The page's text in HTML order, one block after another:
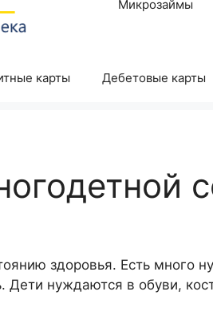
Микрозаймы
карты Дебетовые карты
здоровья. Есть много
нуждаются в обуви,